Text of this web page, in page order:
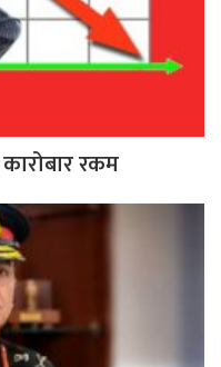
रकम